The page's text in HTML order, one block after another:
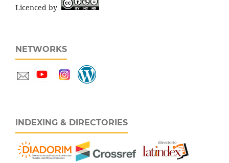
Licenced by
NETWORKS
INDEXING & DIRECTORIES